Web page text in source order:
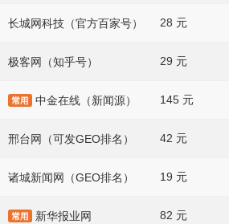
长城网科技（官方百家号） 28 元
极客网（知乎号） 29 元
中金在线（新闻源） 145 元
邢台网（可发GEO排名） 42 元
诸城新闻网（GEO排名） 19 元
新华报业网 82 元